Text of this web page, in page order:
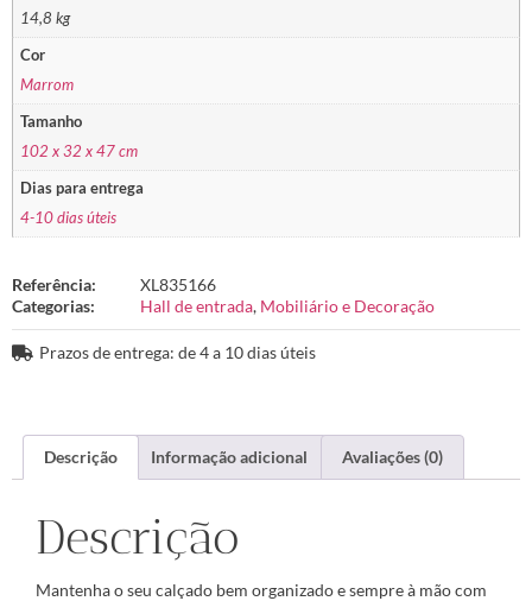
14,8 kg
Cor
Marrom
Tamanho
102 x 32 x 47 cm
Dias para entrega
4-10 dias úteis
Referência:
XL835166
Categorias:
Hall de entrada, Mobiliário e Decoração
Prazos de entrega: de 4 a 10 dias úteis
Descrição Informação adicional Avaliações (0)
Descrição
Mantenha o seu calçado bem organizado e sempre à mão com